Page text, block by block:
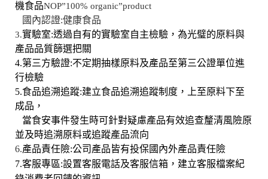
機食品NOP”100% organic”product
國內認證:健康食品
3.實驗室:透過自有的實驗室自主檢驗 ， 為光璧的原料與
產品品質篩選把關
4.第三方驗證:不定期抽樣原料及產品至第三公證單位進
行檢驗
5.食品追溯追蹤:建立食品追溯追蹤制度 ，
上至原料下至
成品 ，
當食安事件發生時可針對疑慮產品有效追查釐清風險原
並及時追溯原料或追蹤產品流向
6.產品責任險:公司產品皆有投保國內外產品責任險
7.客服專區:設置客服電話及客服信箱 ， 建立客服檔案紀